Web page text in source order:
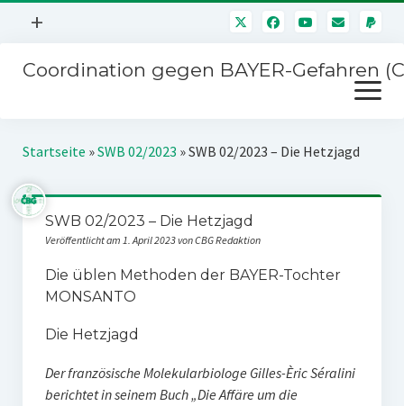
Menü
+
Mitmachen
Kontakt
Impressum
Störfälle
Coordination gegen BAYER-Gefahren
Menü
öffnen
Kampagnen
BAYER-Hauptversammlungen
Stichwort BAYER
SPENDEN
Startseite »SWB 02/2023 »SWB 02/2023 – Die Hetzjagd
SWB 02/2023 – Die Hetzjagd
Veröffentlicht am 1. April 2023 von CBG Redaktion
Die üblen Methoden der BAYER-Tochter
MONSANTO
Die Hetzjagd
Der französische Molekularbiologe Gilles-Èric Séralini
berichtet in seinem Buch „Die Affäre um die